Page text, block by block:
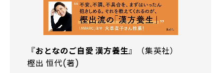
『おとなのご自愛 漢方養生』（集英社）
樫出 恒代(著)